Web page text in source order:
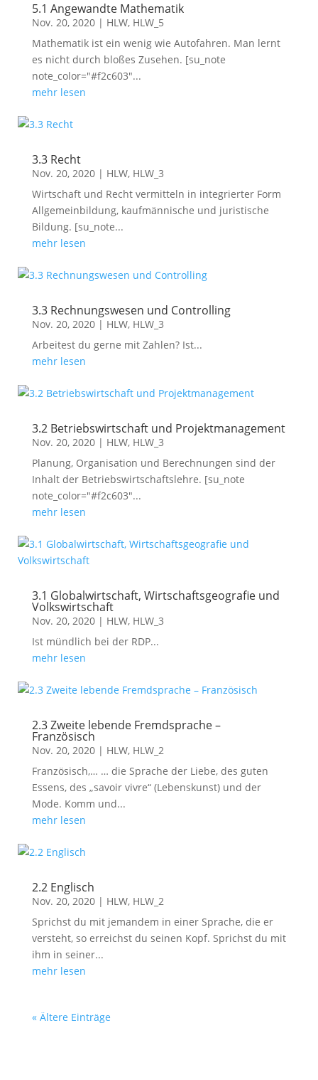
5.1 Angewandte Mathematik
Nov. 20, 2020| HLW, HLW_5
Mathematik ist ein wenig wie Autofahren. Man lernt
es nicht durch bloßes Zusehen. [su_note
note_color="#f2c603"...
mehr lesen
3.3 Recht
Nov. 20, 2020| HLW, HLW_3
Wirtschaft und Recht vermitteln in integrierter Form
Allgemeinbildung, kaufmännische und juristische
Bildung. [su_note...
mehr lesen
3.3 Rechnungswesen und Controlling
Nov. 20, 2020| HLW, HLW_3
Arbeitest du gerne mit Zahlen? Ist...
mehr lesen
3.2 Betriebswirtschaft und Projektmanagement
Nov. 20, 2020| HLW, HLW_3
Planung, Organisation und Berechnungen sind der
Inhalt der Betriebswirtschaftslehre. [su_note
note_color="#f2c603"...
mehr lesen
3.1 Globalwirtschaft, Wirtschaftsgeografie und
Volkswirtschaft
Nov. 20, 2020| HLW, HLW_3
Ist mündlich bei der RDP...
mehr lesen
2.3 Zweite lebende Fremdsprache –
Französisch
Nov. 20, 2020| HLW, HLW_2
Französisch,… … die Sprache der Liebe, des guten
Essens, des „savoir vivre“ (Lebenskunst) und der
Mode. Komm und...
mehr lesen
2.2 Englisch
Nov. 20, 2020| HLW, HLW_2
Sprichst du mit jemandem in einer Sprache, die er
versteht, so erreichst du seinen Kopf. Sprichst du mit
ihm in seiner...
mehr lesen
« Ältere Einträge